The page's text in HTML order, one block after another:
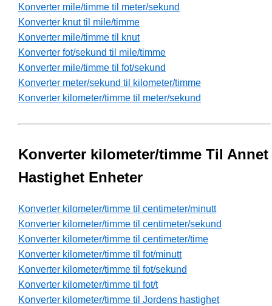
Konverter mile/timme til meter/sekund
Konverter knut til mile/timme
Konverter mile/timme til knut
Konverter fot/sekund til mile/timme
Konverter mile/timme til fot/sekund
Konverter meter/sekund til kilometer/timme
Konverter kilometer/timme til meter/sekund
Konverter kilometer/timme Til Annet
Hastighet Enheter
Konverter kilometer/timme til centimeter/minutt
Konverter kilometer/timme til centimeter/sekund
Konverter kilometer/timme til centimeter/time
Konverter kilometer/timme til fot/minutt
Konverter kilometer/timme til fot/sekund
Konverter kilometer/timme til fot/t
Konverter kilometer/timme til Jordens hastighet